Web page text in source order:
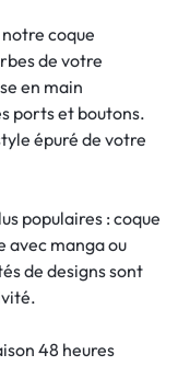
coque
de votre
en main
ports et boutons.
épuré de votre
populaires : coque
avec manga ou
de designs sont
48 heures